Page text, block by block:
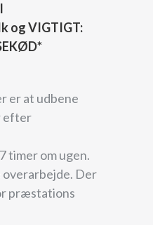
og VIGTIGT:
*
er at udbene
efter
timer om ugen.
overarbejde. Der
præstations